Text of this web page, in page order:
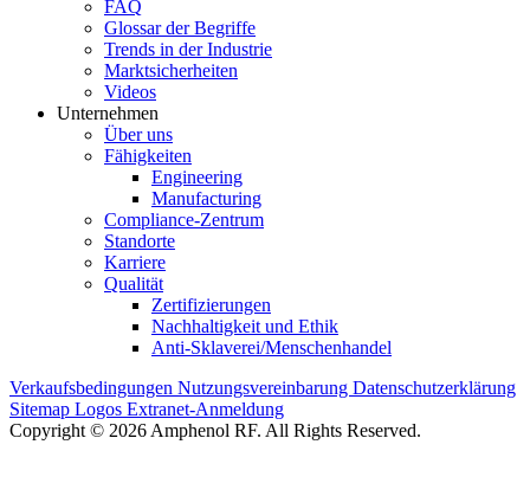
FAQ
Glossar der Begriffe
Trends in der Industrie
Marktsicherheiten
Videos
Unternehmen
Über uns
Fähigkeiten
Engineering
Manufacturing
Compliance-Zentrum
Standorte
Karriere
Qualität
Zertifizierungen
Nachhaltigkeit und Ethik
Anti-Sklaverei/Menschenhandel
Verkaufsbedingungen Nutzungsvereinbarung Datenschutzerklärung
Sitemap Logos Extranet-Anmeldung
Copyright © 2026 Amphenol RF. All Rights Reserved.